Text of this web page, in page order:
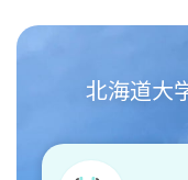
北海道大